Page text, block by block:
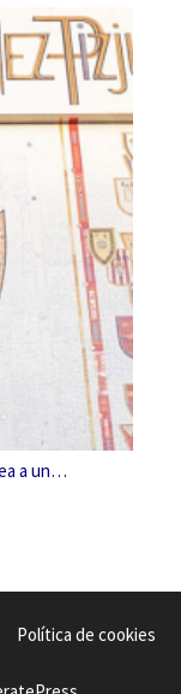
a un…
Política de cookies